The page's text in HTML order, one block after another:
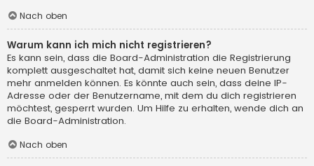
Nach oben
Warum kann ich mich nicht registrieren?
Es kann sein, dass die Board-Administration die Registrierung
komplett ausgeschaltet hat, damit sich keine neuen Benutzer
mehr anmelden können. Es könnte auch sein, dass deine IP-
Adresse oder der Benutzername, mit dem du dich registrieren
möchtest, gesperrt wurden. Um Hilfe zu erhalten, wende dich an
die Board-Administration.
Nach oben